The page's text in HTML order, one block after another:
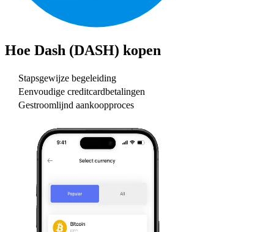
Hoe Dash (DASH) kopen
Stapsgewijze begeleiding
Eenvoudige creditcardbetalingen
Gestroomlijnd aankoopproces